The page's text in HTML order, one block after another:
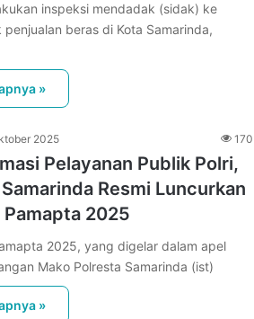
inspeksi mendadak (sidak) ke
penjualan beras di Kota Samarinda,
»
2025 170
Pelayanan Publik Polri,
Resmi Luncurkan
2025
2025, yang digelar dalam apel
Mako Polresta Samarinda (ist)
»